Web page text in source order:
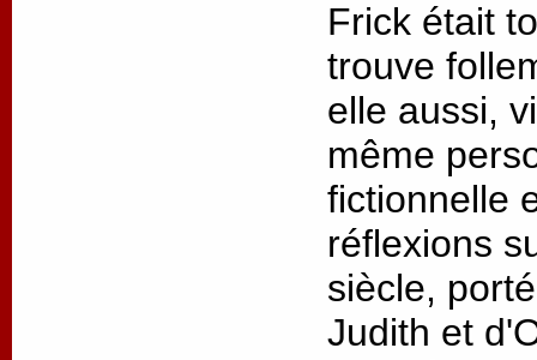
Frick était
trouve
elle aussi,
même
fictionnelle
réflexions
siècle,
Judith et